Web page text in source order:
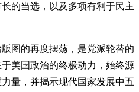
的当选，以及多项有利于民主
图的再度摆荡，是党派轮替的
美国政治的终极动力，始终源
量，并揭示现代国家发展中五